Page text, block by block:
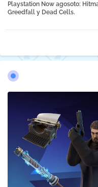
Playstation Now agosoto:
Greedfall y Dead Cells.